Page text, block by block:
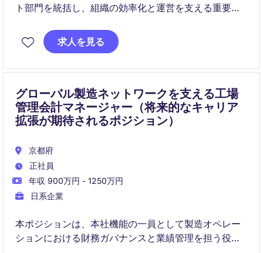
ト部門を統括し、組織の効率化と運営を支える重要な
活かし、戦略的なサポートを提供いただける方を募集
しています。
求人を見る
グローバル製造ネットワークを支える工場
管理会計マネージャー（将来的なキャリア
拡張が期待されるポジション）
京都府
正社員
年収 900万円 - 1250万円
日系企業
本ポジションは、本社機能の一員として製造オペレー
ションにおける財務ガバナンスと業績管理を担う役割